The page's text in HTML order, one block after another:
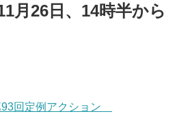
月26日、14時半から
回定例アクション